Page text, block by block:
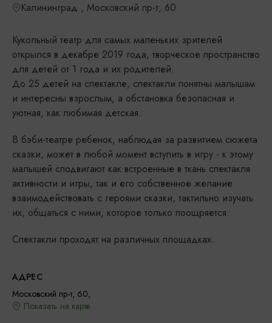
Калининград , Московский пр-т, 60
Кукольный театр для самых маленьких зрителей
открылся в декабре 2019 года, творческое пространство
для детей от 1 года и их родителей.
До 25 детей на спектакле, спектакли понятны малышам
и интересны взрослым, а обстановка безопасная и
уютная, как любимая детская.
В бэби-театре ребенок, наблюдая за развитием сюжета
сказки, может в любой момент вступить в игру - к этому
малышей сподвигают как встроенные в ткань спектакля
активности и игры, так и его собственное желание
взаимодействовать с героями сказки, тактильно изучать
их, общаться с ними, которое только поощряется.
Спектакли проходят на различных площадках.
АДРЕС
Московский пр-т, 60,
Показать на карте